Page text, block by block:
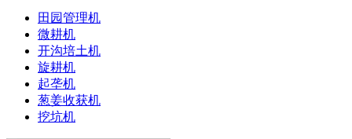
田园管理机
微耕机
开沟培土机
旋耕机
起垄机
葱姜收获机
挖坑机